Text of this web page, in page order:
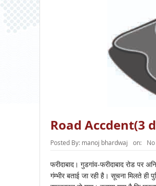
Road Accdent(3
Posted By: manoj bhardwaj on:
फरीदाबाद। गुडगांव-फरीदाबाद रोड पर
गंम्भीर बताई जा रही है। सूचना मिलते